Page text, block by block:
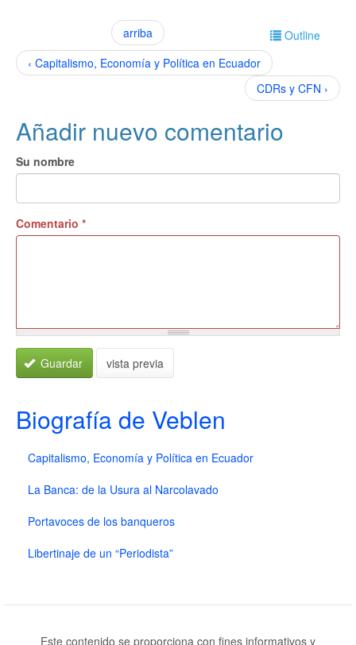
Outline
‹ Capitalismo, Economía y Política en Ecuador
arriba
CDRs y CFN ›
Añadir nuevo comentario
Su nombre
Comentario *
Guardar vista previa
Biografía de Veblen
Capitalismo, Economía y Política en Ecuador
La Banca: de la Usura al Narcolavado
Portavoces de los banqueros
Libertinaje de un “Periodista”
Este contenido se proporciona con fines informativos y